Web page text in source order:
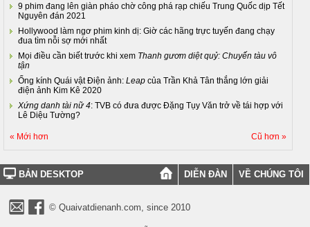
9 phim đang lên giàn pháo chờ công phá rạp chiếu Trung Quốc dịp Tết
Nguyên đán 2021
Hollywood làm ngơ phim kinh dị: Giờ các hãng trực tuyến đang chạy
đua tìm nỗi sợ mới nhất
Mọi điều cần biết trước khi xem Thanh gươm diệt quỷ: Chuyến tàu vô
tận
Ống kính Quái vật Điện ảnh: Leap của Trần Khả Tân thắng lớn giải
điện ảnh Kim Kê 2020
Xứng danh tài nữ 4: TVB có đưa được Đặng Tụy Văn trở về tái hợp với
Lê Diệu Tường?
« Mới hơn Cũ hơn »
BẢN DESKTOP DIỄN ĐÀN VỀ CHÚNG TÔI
© Quaivatdienanh.com, since 2010